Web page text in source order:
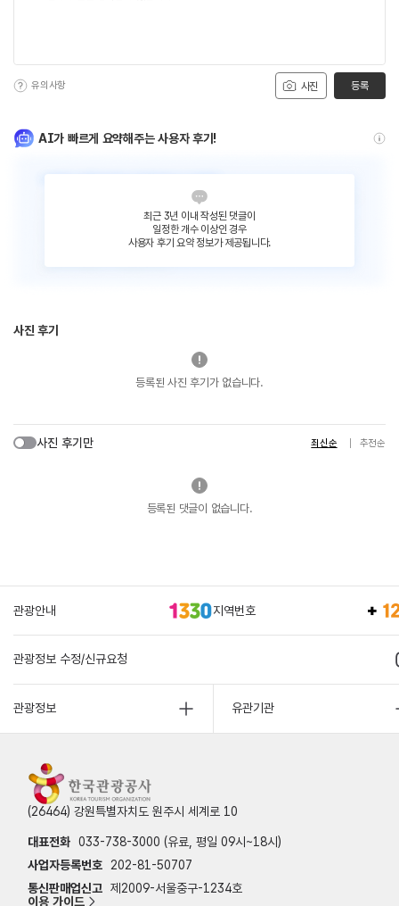
사진
유의사항 등록
AI가 빠르게 요약해주는 사용자 후기!
최근 3년 이내 작성된 댓글이
일정한 개수 이상인 경우
사용자 후기 요약 정보가 제공됩니다.
사진 후기
등록된 사진 후기가 없습니다.
사진 후기만 최신순 추천순
등록된 댓글이 없습니다.
관광안내 지역번호
관광정보 수정/신규요청
관광정보 유관기관
(26464) 강원특별자치도 원주시 세계로 10
대표전화 033-738-3000 (유료, 평일 09시~18시)
사업자등록번호
202-81-50707
통신판매업신고 제2009-서울중구-1234호
이용 가이드